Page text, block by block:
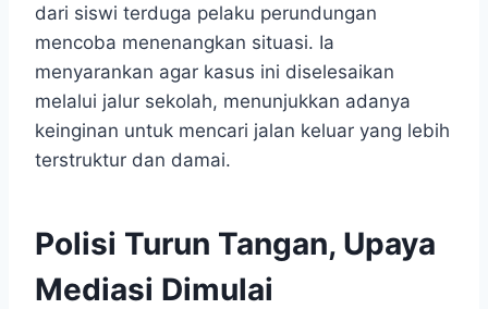
dari siswi terduga pelaku perundungan
mencoba menenangkan situasi. Ia
menyarankan agar kasus ini diselesaikan
melalui jalur sekolah, menunjukkan adanya
keinginan untuk mencari jalan keluar yang lebih
terstruktur dan damai.
Polisi Turun Tangan, Upaya
Mediasi Dimulai